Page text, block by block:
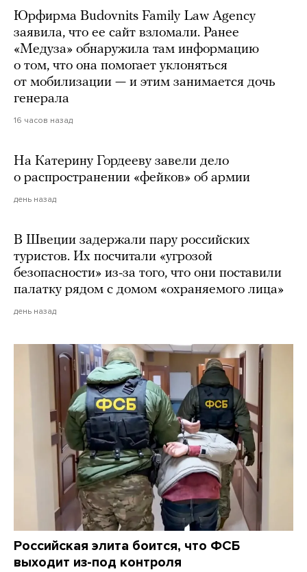
Юрфирма Budovnits Family Law Agency
заявила, что ее сайт взломали. Ранее
«Медуза» обнаружила там информацию
о том, что она помогает уклоняться
от мобилизации — и этим занимается дочь
генерала
16 часов назад
На Катерину Гордееву завели дело
о распространении «фейков» об армии
день назад
В Швеции задержали пару российских
туристов. Их посчитали «угрозой
безопасности» из-за того, что они поставили
палатку рядом с домом «охраняемого лица»
день назад
Российская элита боится, что ФСБ
выходит из-под контроля